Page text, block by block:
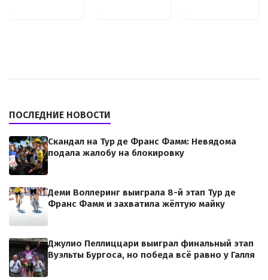
ПОСЛЕДНИЕ НОВОСТИ
Скандал на Тур де Франс Фамм: Невядома
подала жалобу на блокировку
Деми Воллеринг выиграла 8-й этап Тур де
Франс Фамм и захватила жёлтую майку
Джулио Пеллиццари выиграл финальный этап
Вуэльты Бургоса, но победа всё равно у Галля